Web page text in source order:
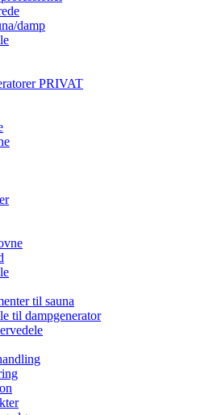
damp
PRIVAT
til sauna
til dampgenerator